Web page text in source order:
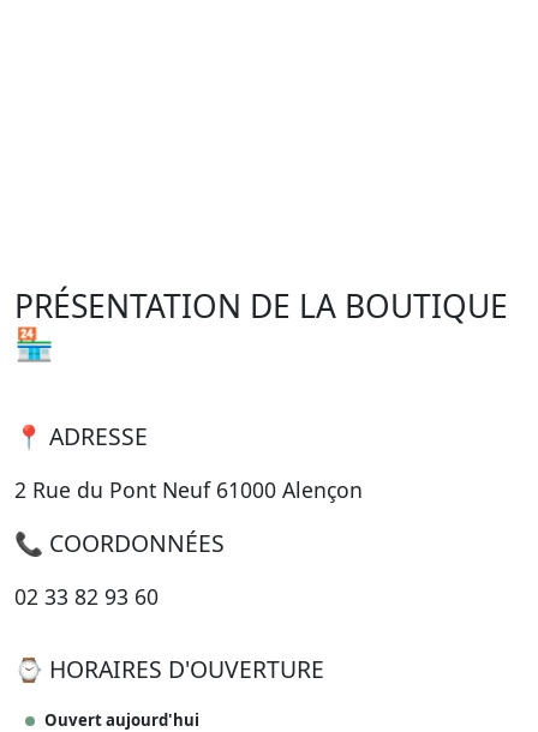
PRÉSENTATION DE LA BOUTIQUE
🏪
📍 ADRESSE
2 Rue du Pont Neuf 61000 Alençon
📞 COORDONNÉES
02 33 82 93 60
⌚ HORAIRES D'OUVERTURE
Ouvert aujourd'hui